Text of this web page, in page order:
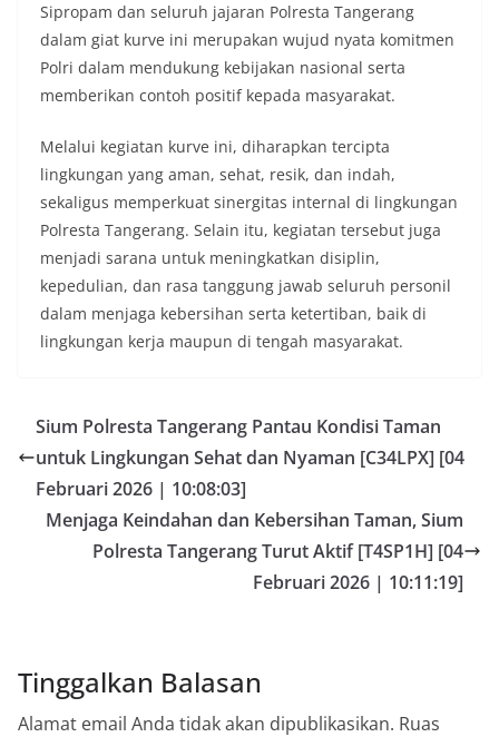
Sipropam dan seluruh jajaran Polresta Tangerang
dalam giat kurve ini merupakan wujud nyata komitmen
Polri dalam mendukung kebijakan nasional serta
memberikan contoh positif kepada masyarakat.
Melalui kegiatan kurve ini, diharapkan tercipta
lingkungan yang aman, sehat, resik, dan indah,
sekaligus memperkuat sinergitas internal di lingkungan
Polresta Tangerang. Selain itu, kegiatan tersebut juga
menjadi sarana untuk meningkatkan disiplin,
kepedulian, dan rasa tanggung jawab seluruh personil
dalam menjaga kebersihan serta ketertiban, baik di
lingkungan kerja maupun di tengah masyarakat.
Sium Polresta Tangerang Pantau Kondisi Taman
untuk Lingkungan Sehat dan Nyaman [C34LPX] [04
Februari 2026 | 10:08:03]
Menjaga Keindahan dan Kebersihan Taman, Sium
Polresta Tangerang Turut Aktif [T4SP1H] [04
Februari 2026 | 10:11:19]
Tinggalkan Balasan
Alamat email Anda tidak akan dipublikasikan. Ruas